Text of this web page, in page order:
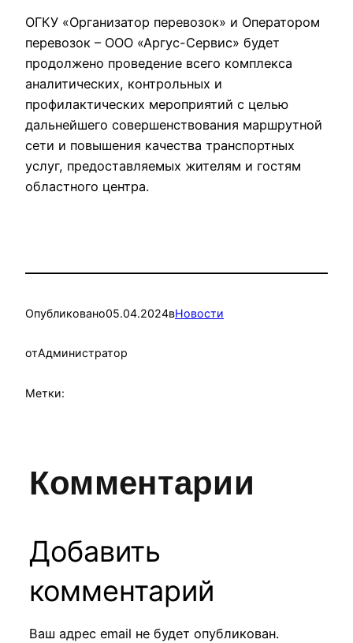
ОГКУ «Организатор перевозок» и Оператором
перевозок – ООО «Аргус-Сервис» будет
продолжено проведение всего комплекса
аналитических, контрольных и
профилактических мероприятий с целью
дальнейшего совершенствования маршрутной
сети и повышения качества транспортных
услуг, предоставляемых жителям и гостям
областного центра.
Опубликовано05.04.2024вНовости
отАдминистратор
Метки:
Комментарии
Добавить
комментарий
Ваш адрес email не будет опубликован.